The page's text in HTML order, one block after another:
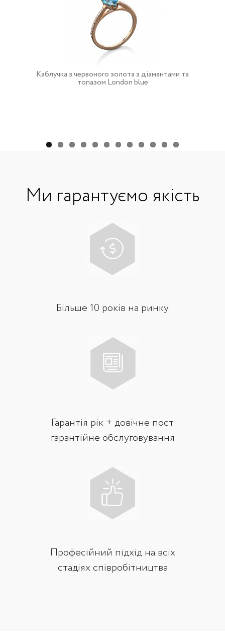
Каблучка з червоного золота з діамантами та
топазом London blue
Ми гарантуємо якість
Більше 10 років на ринку
Гарантія рік + довічне пост
гарантійне обслуговування
Професійний підхід на всіх
стадіях співробітництва